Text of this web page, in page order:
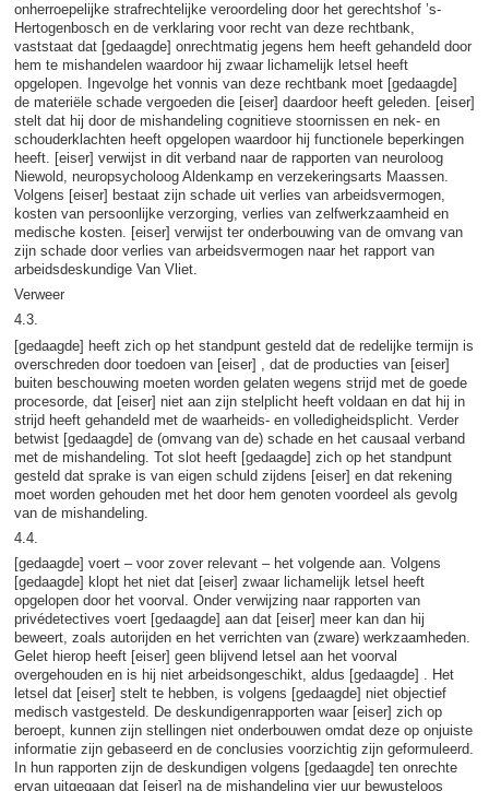
onherroepelijke strafrechtelijke veroordeling door het gerechtshof ’s-
Hertogenbosch en de verklaring voor recht van deze rechtbank,
vaststaat dat [gedaagde] onrechtmatig jegens hem heeft gehandeld door
hem te mishandelen waardoor hij zwaar lichamelijk letsel heeft
opgelopen. Ingevolge het vonnis van deze rechtbank moet [gedaagde]
de materiële schade vergoeden die [eiser] daardoor heeft geleden. [eiser]
stelt dat hij door de mishandeling cognitieve stoornissen en nek- en
schouderklachten heeft opgelopen waardoor hij functionele beperkingen
heeft. [eiser] verwijst in dit verband naar de rapporten van neuroloog
Niewold, neuropsycholoog Aldenkamp en verzekeringsarts Maassen.
Volgens [eiser] bestaat zijn schade uit verlies van arbeidsvermogen,
kosten van persoonlijke verzorging, verlies van zelfwerkzaamheid en
medische kosten. [eiser] verwijst ter onderbouwing van de omvang van
zijn schade door verlies van arbeidsvermogen naar het rapport van
arbeidsdeskundige Van Vliet.
Verweer
4.3.
[gedaagde] heeft zich op het standpunt gesteld dat de redelijke termijn is
overschreden door toedoen van [eiser] , dat de producties van [eiser]
buiten beschouwing moeten worden gelaten wegens strijd met de goede
procesorde, dat [eiser] niet aan zijn stelplicht heeft voldaan en dat hij in
strijd heeft gehandeld met de waarheids- en volledigheidsplicht. Verder
betwist [gedaagde] de (omvang van de) schade en het causaal verband
met de mishandeling. Tot slot heeft [gedaagde] zich op het standpunt
gesteld dat sprake is van eigen schuld zijdens [eiser] en dat rekening
moet worden gehouden met het door hem genoten voordeel als gevolg
van de mishandeling.
4.4.
[gedaagde] voert – voor zover relevant – het volgende aan. Volgens
[gedaagde] klopt het niet dat [eiser] zwaar lichamelijk letsel heeft
opgelopen door het voorval. Onder verwijzing naar rapporten van
privédetectives voert [gedaagde] aan dat [eiser] meer kan dan hij
beweert, zoals autorijden en het verrichten van (zware) werkzaamheden.
Gelet hierop heeft [eiser] geen blijvend letsel aan het voorval
overgehouden en is hij niet arbeidsongeschikt, aldus [gedaagde] . Het
letsel dat [eiser] stelt te hebben, is volgens [gedaagde] niet objectief
medisch vastgesteld. De deskundigenrapporten waar [eiser] zich op
beroept, kunnen zijn stellingen niet onderbouwen omdat deze op onjuiste
informatie zijn gebaseerd en de conclusies voorzichtig zijn geformuleerd.
In hun rapporten zijn de deskundigen volgens [gedaagde] ten onrechte
ervan uitgegaan dat [eiser] na de mishandeling vier uur bewusteloos